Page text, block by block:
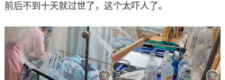
前后不到十天就过世了，这个太吓人了。